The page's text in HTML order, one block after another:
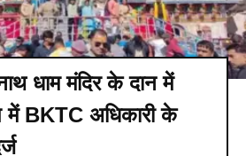
धाम मंदिर के दान में
में BKTC अधिकारी के